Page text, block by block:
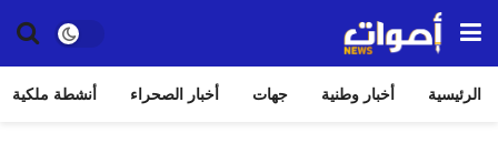
الرئيسية أخبار وطنية جهات أخبار الصحراء أنشطة ملكية